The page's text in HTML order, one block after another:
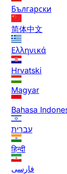
Български
简体中文
Ελληνικά
Hrvatski
Magyar
Bahasa
עברית
हिन्दी
فارسی